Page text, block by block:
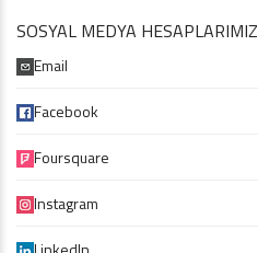
SOSYAL MEDYA HESAPLARIMIZ
Email
Facebook
Foursquare
Instagram